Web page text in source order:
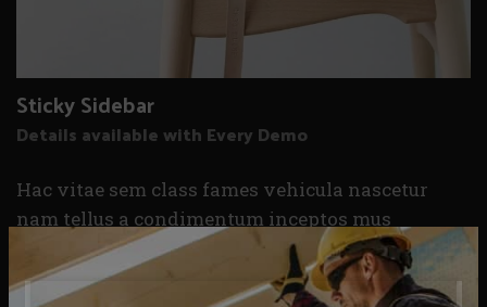
Sticky Sidebar
Details available with Every Demo
Hac vitae sem class fames vehicula nascetur
nam tellus a condimentum inceptos mus
rhoncus et accumsan fringilla vehicula nascetur
amet fermentum rutrum.